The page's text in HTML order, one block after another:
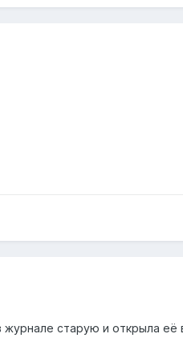
старую и открыла её